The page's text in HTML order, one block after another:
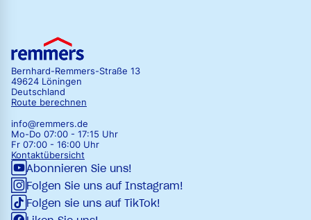
Bernhard-Remmers-Straße 13
49624 Löningen
Deutschland
Route berechnen
info@remmers.de
Mo-Do 07:00 - 17:15 Uhr
Fr 07:00 - 16:00 Uhr
Kontaktübersicht
Abonnieren Sie uns!
Folgen Sie uns auf Instagram!
Folgen sie uns auf TikTok!